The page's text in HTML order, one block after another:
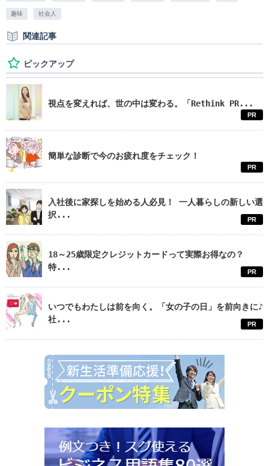
趣味 社会人
関連記事
ピックアップ
視点を変えれば、世の中は変わる。「Rethink PR...
PR
簡単な診断で今のお疲れ度をチェック！
PR
入社後に家探しを始める人必見！ 一人暮らしの新しい選
択...
PR
18～25歳限定クレジットカードって実際お得なの？
特...
PR
いつでもわたしは前を向く。「女の子の日」を前向きに♪
社...
PR